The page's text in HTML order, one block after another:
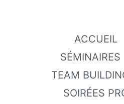
ACCUEIL
SÉMINAIRES
TEAM
SOIRÉES